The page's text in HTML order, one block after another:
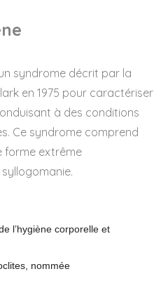
syndrome décrit par la
en 1975 pour caractériser
à des conditions
Ce syndrome comprend
forme extrême
l’hygiène corporelle et
nommée